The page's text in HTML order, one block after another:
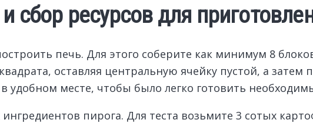
сбор ресурсов для
печь. Для этого соберите как минимум 8
оставляя центральную ячейку пустой, а затем
удобном месте, чтобы было легко готовить
пирога. Для теста возьмите 3 сотых